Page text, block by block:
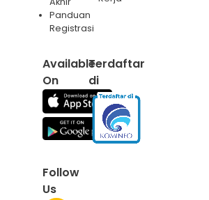
Panduan
Registrasi
Available
On
Follow
Us
Terdaftar
di